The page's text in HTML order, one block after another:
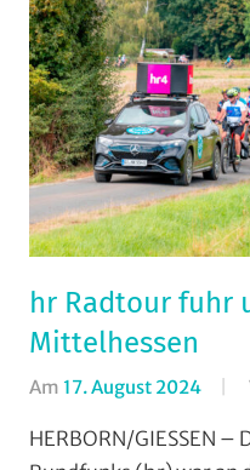
hr Radtour fuhr
Mittelhessen
Am 17. August 2024
HERBORN/GIESSEN –